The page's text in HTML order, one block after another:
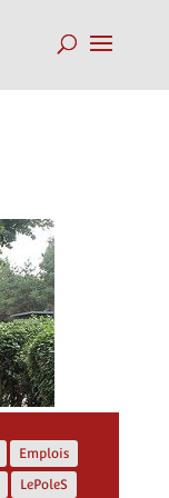
Emplois
LePoleS